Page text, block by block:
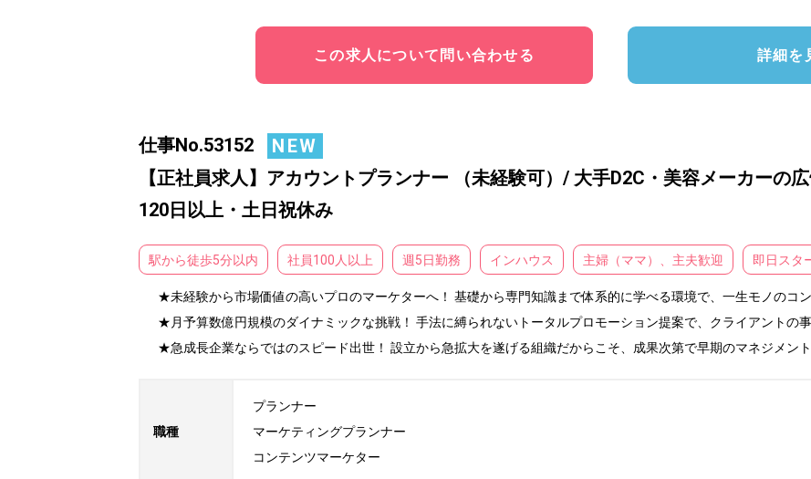
この求人について問い合わせる 詳細を
仕事No.53152
NEW
【正社員求人】アカウントプランナー （未経験可）/ 大手D2C・美容メーカーの
120日以上・土日祝休み
駅から徒歩5分以内 社員100人以上 週5日勤務 インハウス 主婦（ママ）、主夫歓迎 即日スタ
★未経験から市場価値の高いプロのマーケターへ！ 基礎から専門知識まで体系的に学べる環境で、一生モノのコ
★月予算数億円規模のダイナミックな挑戦！ 手法に縛られないトータルプロモーション提案で、クライアントの
★急成長企業ならではのスピード出世！ 設立から急拡大を遂げる組織だからこそ、成果次第で早期のマネジメン
職種
プランナー
マーケティングプランナー
コンテンツマーケター